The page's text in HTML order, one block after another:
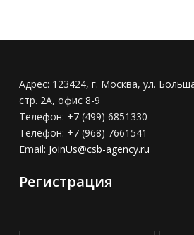
Адрес: 123424, г. Москва, ул.
стр. 2А, офис 8-9
Телефон: +7 (499) 6851330
Телефон: +7 (968) 7661541
Email: JoinUs@csb-agency.ru
Регистрация